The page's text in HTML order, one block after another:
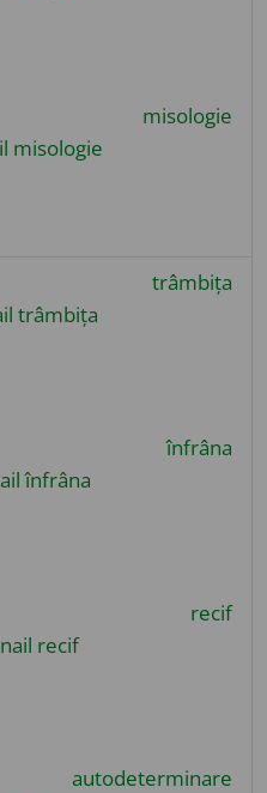
misologie
trâmbița
înfrâna
recif
autodeterminare